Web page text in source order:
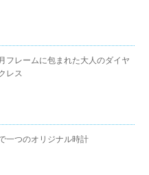
フレームに包まれた大人のダイヤ
レス
一つのオリジナル時計